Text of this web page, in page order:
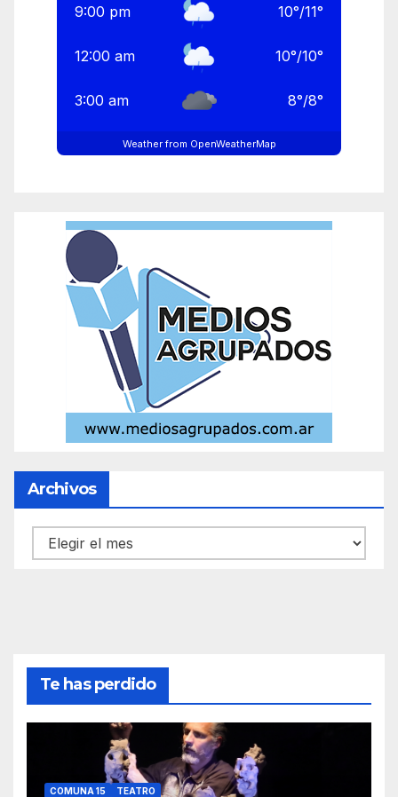
9:00 pm 10°/11°
12:00 am 10°/10°
3:00 am 8°/8°
Weather from OpenWeatherMap
Archivos
Archivos
Te has perdido
COMUNA 15 TEATRO